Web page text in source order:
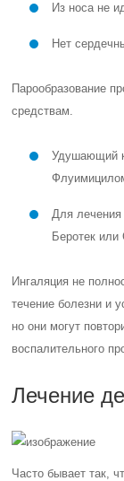
Из носа не
Нет
Парообразование
средствам.
Удушающий
Для лечения
Беротек
Ингаляция не
течение болезни и
но они могут
воспалительного
Лечение
Часто бывает так,